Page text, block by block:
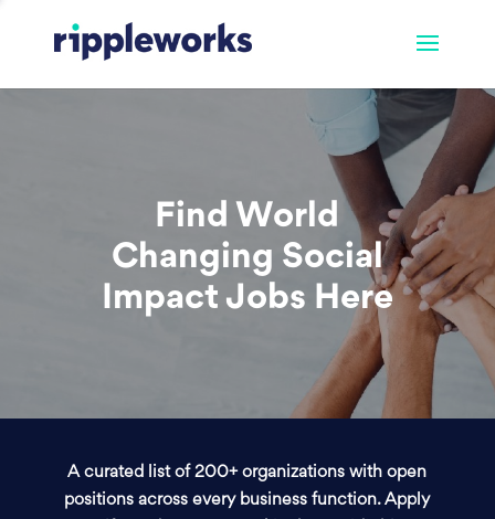
Find World
Changing Social
Impact Jobs Here
A curated list of 200+ organizations with open
positions across every business function. Apply